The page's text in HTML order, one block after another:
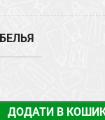
ДОДАТИ В